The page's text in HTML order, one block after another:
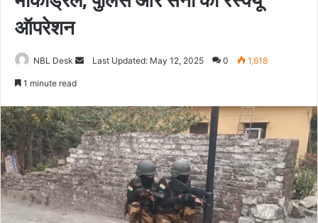
ऑपरेशन
NBL Desk
SendLast Updated: May 12, 2025 0 1,618
1 minute read